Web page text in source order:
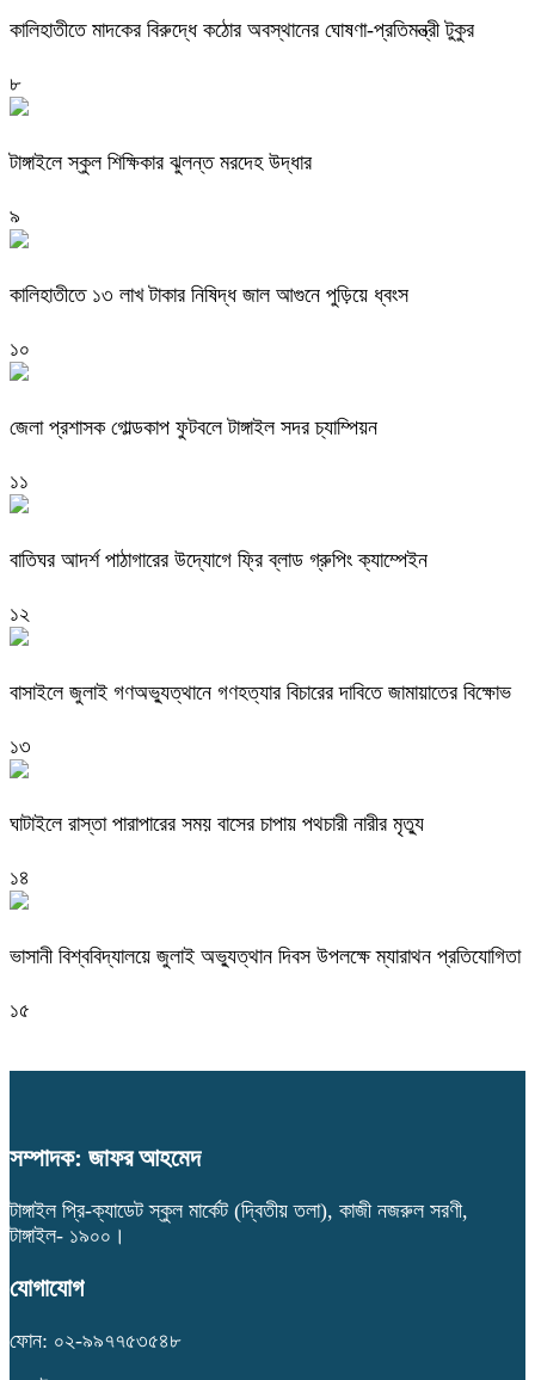
কালিহাতীতে মাদকের বিরুদ্ধে কঠোর অবস্থানের ঘোষণা-প্রতিমন্ত্রী টুকুর
৮
টাঙ্গাইলে স্কুল শিক্ষিকার ঝুলন্ত মরদেহ উদ্ধার
৯
কালিহাতীতে ১৩ লাখ টাকার নিষিদ্ধ জাল আগুনে পুড়িয়ে ধ্বংস
১০
জেলা প্রশাসক গোল্ডকাপ ফুটবলে টাঙ্গাইল সদর চ্যাম্পিয়ন
১১
বাতিঘর আদর্শ পাঠাগারের উদ্যোগে ফ্রি ব্লাড গ্রুপিং ক্যাম্পেইন
১২
বাসাইলে জুলাই গণঅভ্যুত্থানে গণহত্যার বিচারের দাবিতে জামায়াতের বিক্ষোভ
১৩
ঘাটাইলে রাস্তা পারাপারের সময় বাসের চাপায় পথচারী নারীর মৃত্যু
১৪
ভাসানী বিশ্ববিদ্যালয়ে জুলাই অভ্যুত্থান দিবস উপলক্ষে ম্যারাথন প্রতিযোগিতা
১৫
সম্পাদক: জাফর আহমেদ
টাঙ্গাইল প্রি-ক্যাডেট স্কুল মার্কেট (দ্বিতীয় তলা), কাজী নজরুল সরণী,
টাঙ্গাইল- ১৯০০।
যোগাযোগ
ফোন: ০২-৯৯৭৭৫৩৫৪৮